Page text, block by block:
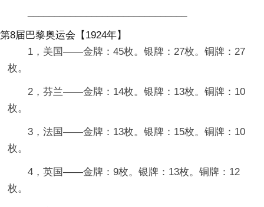
第8届巴黎奥运会【1924年】
1，美国——金牌：45枚。银牌：27枚。铜牌：27
枚。
2，芬兰——金牌：14枚。银牌：13枚。铜牌：10
枚。
3，法国——金牌：13枚。银牌：15枚。铜牌：10
枚。
4，英国——金牌：9枚。银牌：13枚。铜牌：12
枚。